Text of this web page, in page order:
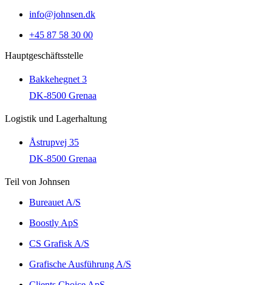
info@johnsen.dk
+45 87 58 30 00
Hauptgeschäftsstelle
Bakkehegnet 3
DK-8500 Grenaa
Logistik und Lagerhaltung
Åstrupvej 35
DK-8500 Grenaa
Teil von Johnsen
Bureauet A/S
Boostly ApS
CS Grafisk A/S
Grafische Ausführung A/S